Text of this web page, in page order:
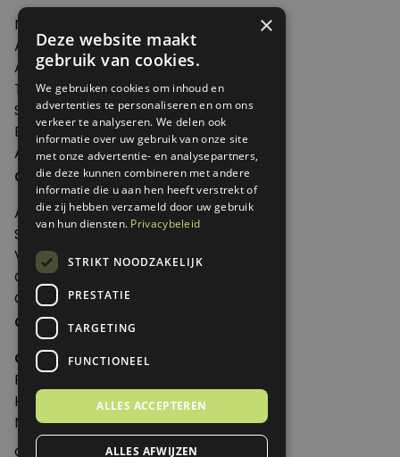
Nieuws
Artikelen
Agenda
Thema's
Shop
Edities
Abonneren
Over Genoeg
Adverteren
Samenwerken
Verkooppunten
Over Genoeg
Contact
Contactgegevens
Genoeg
Postbus 595 - 3700 AN Zeist
Huis ter Heideweg 13 - 3705MA Zeist
Nederland
genoeg@spabonneeservice.nl
×
Deze website maakt
gebruik van cookies.
We gebruiken cookies om inhoud en
advertenties te personaliseren en om ons
verkeer te analyseren. We delen ook
informatie over uw gebruik van onze site
met onze advertentie- en analysepartners,
die deze kunnen combineren met andere
informatie die u aan hen heeft verstrekt of
die zij hebben verzameld door uw gebruik
van hun diensten. Privacybeleid
STRIKT NOODZAKELIJK
PRESTATIE
TARGETING
FUNCTIONEEL
ALLES ACCEPTEREN
ALLES AFWIJZEN